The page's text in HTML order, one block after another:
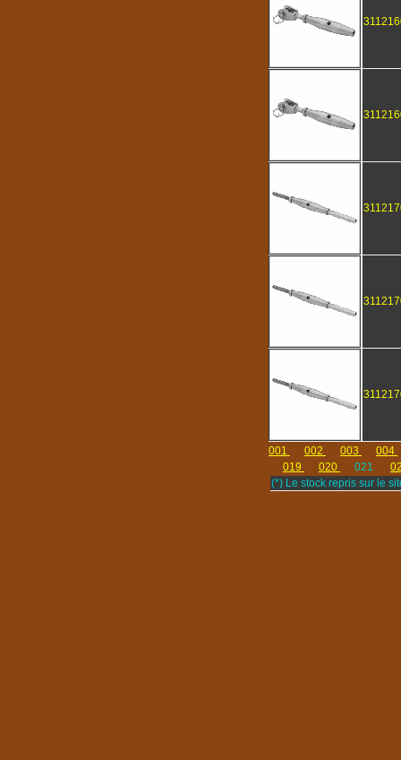
001 002 003
004
019
020 021
(*) Le stock repris sur le